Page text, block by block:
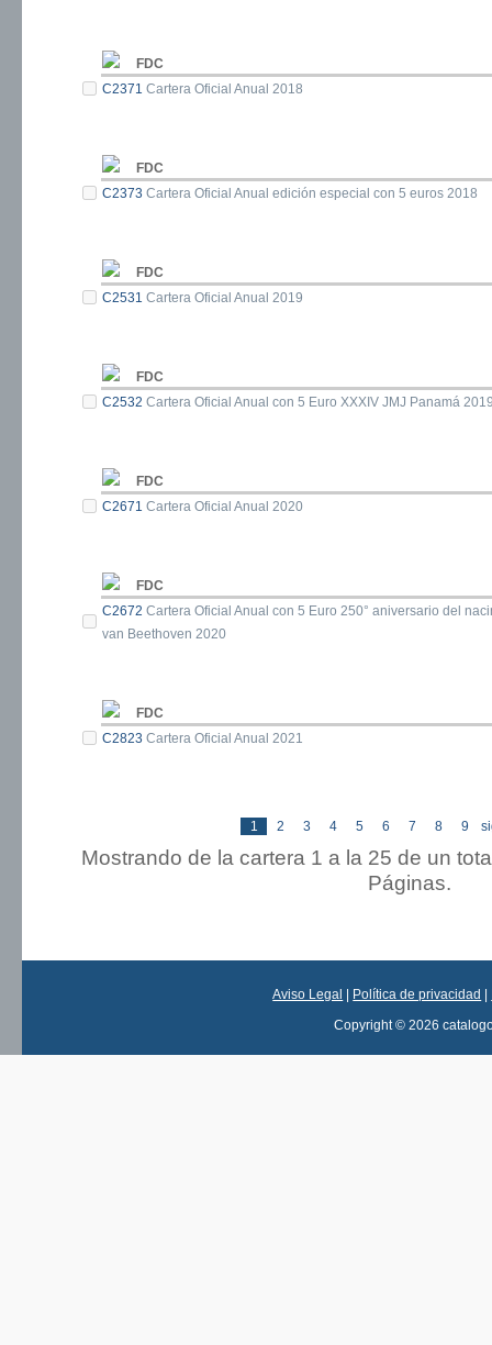
FDC
C2371 Cartera Oficial Anual 2018
FDC
C2373 Cartera Oficial Anual edición especial con 5 euros 2018
FDC
C2531 Cartera Oficial Anual 2019
FDC
C2532 Cartera Oficial Anual con 5 Euro XXXIV JMJ Panamá
FDC
C2671 Cartera Oficial Anual 2020
FDC
C2672 Cartera Oficial Anual con 5 Euro 250° aniversario del
van Beethoven 2020
FDC
C2823 Cartera Oficial Anual 2021
1 2 3 4 5 6 7 8 9
Mostrando de la cartera 1 a la 25 de un
Páginas.
Aviso Legal | Política de privacidad |
Copyright © 2026